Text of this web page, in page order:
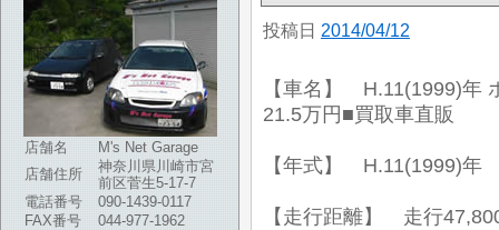
店舗名
M's Net Garage
店舗住所
神奈川県川崎市宮
前区菅生5-17-7
電話番号
090-1439-0117
FAX番号
044-977-1962
投稿日 2014/04/12
【車名】 H.11(1999)年
21.5万円■買取車直販
【年式】 H.11(1999)年
【走行距離】 走行